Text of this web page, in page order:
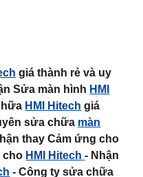
giá thành rẻ và uy
Sửa màn hình HMI
HMI Hitech giá
sửa chữa màn
thay Cảm ứng cho
cho HMI Hitech - Nhận
- Công ty sửa chữa